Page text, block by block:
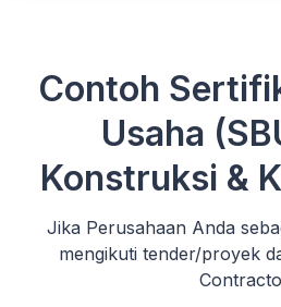
Contoh
Usaha
Konstruksi &
Jika Perusahaan Anda
mengikuti tender/proyek